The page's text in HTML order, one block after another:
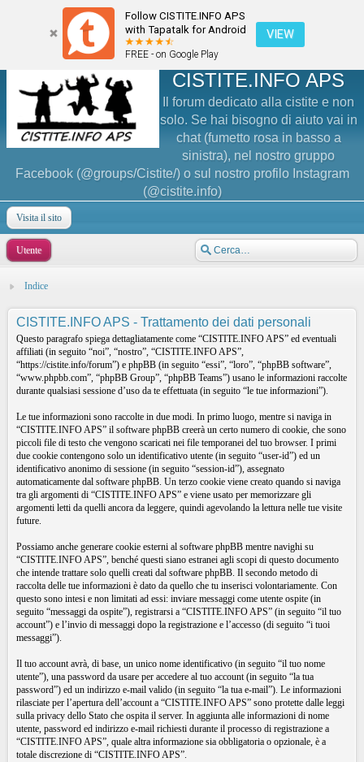
Follow CISTITE.INFO APS
with Tapatalk for Android
FREE - on Google Play
VIEW
CISTITE.INFO APS
Il forum dedicato alla cistite e non
solo. Se hai bisogno di aiuto vai in
chat (fumetto rosa in basso a
sinistra), nel nostro gruppo
Facebook (@groups/Cistite/) o sul nostro profilo Instagram
(@cistite.info)
Visita il sito
Utente
Indice
CISTITE.INFO APS - Trattamento dei dati personali
Questo paragrafo spiega dettagliatamente come “CISTITE.INFO APS” ed eventuali
affiliati (in seguito “noi”, “nostro”, “CISTITE.INFO APS”,
“https://cistite.info/forum”) e phpBB (in seguito “essi”, “loro”, “phpBB software”,
“www.phpbb.com”, “phpBB Group”, “phpBB Teams”) usano le informazioni raccolte
durante qualsiasi sessione d’uso da te effettuata (in seguito “le tue informazioni”).
Le tue informazioni sono raccolte in due modi. In primo luogo, mentre si naviga in
“CISTITE.INFO APS” il software phpBB creerà un certo numero di cookie, che sono
piccoli file di testo che vengono scaricati nei file temporanei del tuo browser. I primi
due cookie contengono solo un identificativo utente (in seguito “user-id”) ed un
identificativo anonimo di sessione (in seguito “session-id”), assegnato
automaticamente dal software phpBB. Un terzo cookie viene creato quando si naviga
tra gli argomenti di “CISTITE.INFO APS” e viene usato per memorizzare gli
argomenti letti da quelli ancora da leggere, quindi agevolando la lettura nelle tue visite
future.
Possiamo anche generare cookie esterni al software phpBB mentre navighi su
“CISTITE.INFO APS”, benché questi siano estranei agli scopi di questo documento
che intende trattare solo quelli creati dal software phpBB. Il secondo metodo di
raccolta delle tue informazioni è dato da quello che tu inserisci volontariamente. Con
questo sono intesi e non limitati ad essi: inviare messaggi come utente ospite (in
seguito “messaggi da ospite”), registrarsi a “CISTITE.INFO APS” (in seguito “il tuo
account”) e l’invio di messaggi dopo la registrazione e l’accesso (di seguito “i tuoi
messaggi”).
Il tuo account avrà, di base, un unico nome identificativo (in seguito “il tuo nome
utente”), una password da usare per accedere al tuo account (in seguito “la tua
password”) ed un indirizzo e-mail valido (in seguito “la tua e-mail”). Le informazioni
rilasciate per l’apertura dell’account a “CISTITE.INFO APS” sono protette dalle leggi
sulla privacy dello Stato che ospita il server. In aggiunta alle informazioni di nome
utente, password ed indirizzo e-mail richiesti durante il processo di registrazione a
“CISTITE.INFO APS”, quale altra informazione sia obbligatoria o opzionale, è a
totale discrezione di “CISTITE.INFO APS”.